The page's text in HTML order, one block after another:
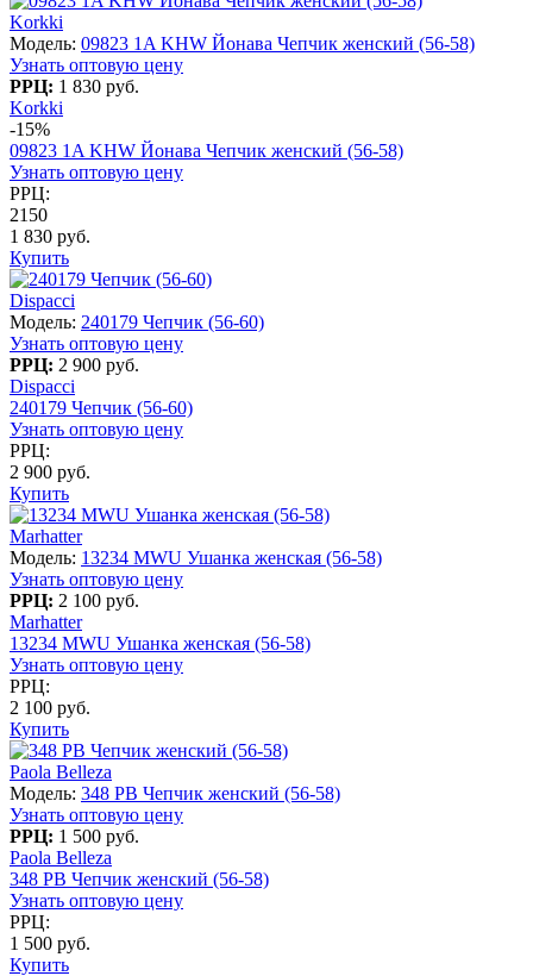
Korkki
Модель: 09823 1A KHW Йонава Чепчик женский (56-58)
Узнать оптовую цену
РРЦ: 1 830 руб.
Korkki
-15%
09823 1A KHW Йонава Чепчик женский (56-58)
Узнать оптовую цену
РРЦ:
2150
1 830 руб.
Купить
Dispacci
Модель: 240179 Чепчик (56-60)
Узнать оптовую цену
РРЦ: 2 900 руб.
Dispacci
240179 Чепчик (56-60)
Узнать оптовую цену
РРЦ:
2 900 руб.
Купить
Marhatter
Модель: 13234 MWU Ушанка женская (56-58)
Узнать оптовую цену
РРЦ: 2 100 руб.
Marhatter
13234 MWU Ушанка женская (56-58)
Узнать оптовую цену
РРЦ:
2 100 руб.
Купить
Paola Belleza
Модель: 348 PB Чепчик женский (56-58)
Узнать оптовую цену
РРЦ: 1 500 руб.
Paola Belleza
348 PB Чепчик женский (56-58)
Узнать оптовую цену
РРЦ:
1 500 руб.
Купить